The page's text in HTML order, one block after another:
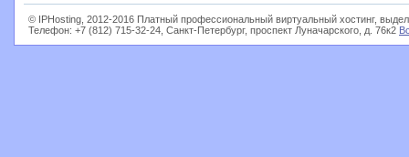
© IPHosting, 2012-2016 Платный профессиональный виртуальный хостинг,
Телефон: +7 (812) 715-32-24, Санкт-Петербург, проспект Луначарского, д. 76к2